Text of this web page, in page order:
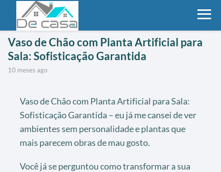
Vaso de Chão com Planta Artificial para
Sala: Sofisticação Garantida
10 meses ago
Vaso de Chão com Planta Artificial para Sala:
Sofisticação Garantida – eu já me cansei de ver
ambientes sem personalidade e plantas que
mais parecem obras de mau gosto.
Você já se perguntou como transformar a sua